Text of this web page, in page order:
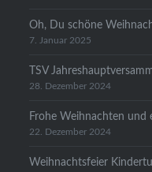
Oh, Du schöne
7. Januar 2025
TSV
28. Dezember 2024
Frohe Weihnachten und
22. Dezember 2024
Weihnachtsfeier